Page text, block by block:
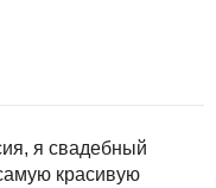
я свадебный
красивую